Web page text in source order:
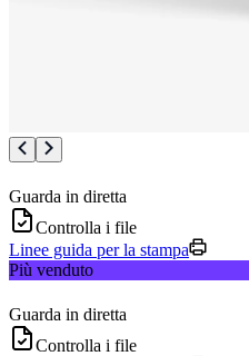
Guarda in diretta
Controlla i file
Linee guida per la stampa
Più venduto
Guarda in diretta
Controlla i file